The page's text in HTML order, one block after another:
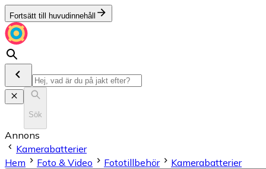
Fortsätt till huvudinnehåll
Sök
Annons
Kamerabatterier
Hem
Foto & Video Fototillbehör Kamerabatterier